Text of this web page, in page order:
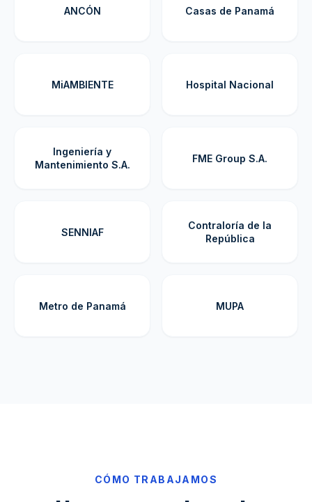
ANCÓN Casas de Panamá
MiAMBIENTE Hospital Nacional
Ingeniería y
Mantenimiento S.A.
FME Group S.A.
SENNIAF
Contraloría de la
República
Metro de Panamá MUPA
CÓMO TRABAJAMOS